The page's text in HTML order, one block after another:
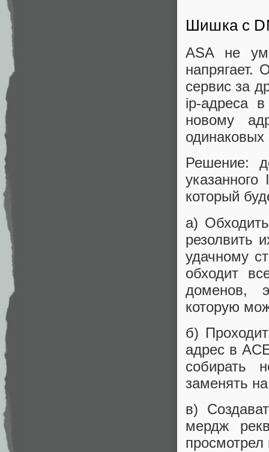
Шишка с
ASA не
напрягает.
сервис за
ip-адреса
новому
одинаковых
Решение:
который
а)
резолвить
удачному
обходит
доменов,
которую
б)
адрес в
собирать
заменять
в)
мердж
просмотрел